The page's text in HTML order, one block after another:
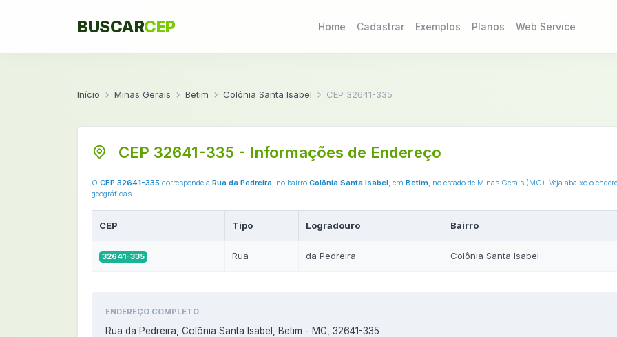
BUSCARCEP Home Cadastrar Exemplos Planos Web Service
Início Minas Gerais Betim Colônia Santa Isabel CEP 32641-335
CEP 32641-335 - Informações de Endereço
O CEP 32641-335 corresponde a Rua da Pedreira, no bairro Colônia Santa Isabel, em Betim, no estado de Minas Gerais (MG). Veja abaixo o
geográficas.
CEP Tipo Logradouro Bairro
32641-335 Rua da Pedreira Colônia Santa Isabel
ENDEREÇO COMPLETO
Rua da Pedreira, Colônia Santa Isabel, Betim - MG, 32641-335